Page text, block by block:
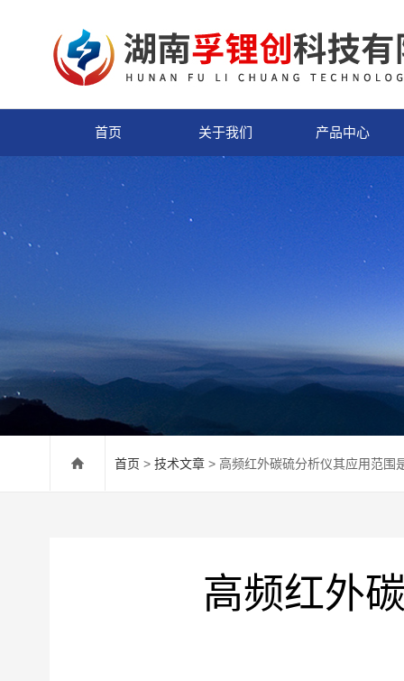
首页 关于我们 产品中心
首页 > 技术文章 > 高频红外碳硫分析仪其应用范围
高频红外